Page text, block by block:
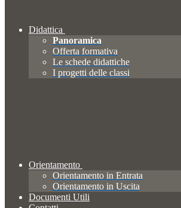
Didattica
Panoramica
Offerta formativa
Le schede didattiche
I progetti delle classi
Orientamento
Orientamento in Entrata
Orientamento in Uscita
Documenti Utili